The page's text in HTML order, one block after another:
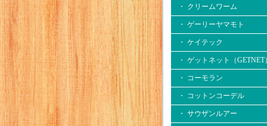
・ クリームワーム
・ ゲーリーヤマモト
・ ケイテック
・ ゲットネット（GETNET
・ コーモラン
・ コットンコーデル
・ サウザンルアー